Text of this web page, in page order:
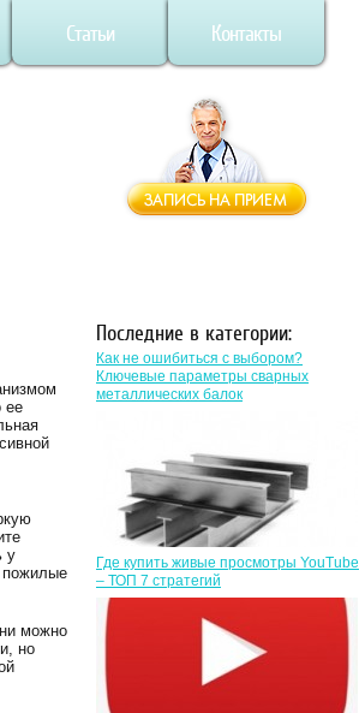
Статьи Контакты
ее
у
пожилые
можно
но
Последние в категории:
Как не ошибиться с выбором?
Ключевые параметры сварных
металлических балок
Где купить живые просмотры YouTube
– ТОП 7 стратегий